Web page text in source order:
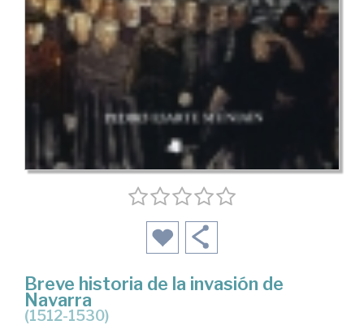
Breve historia de la invasión de
Navarra
(1512-1530)